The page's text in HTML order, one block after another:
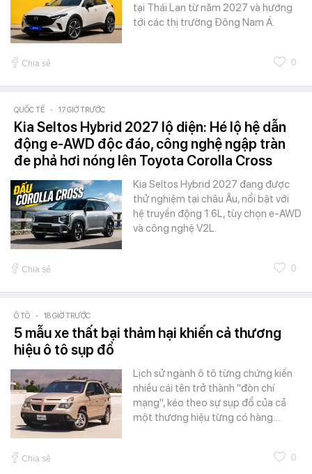
tại Thái Lan từ năm 2027 và hướng
tới các thị trường Đông Nam Á.
Chia sẻ 0
QUỐC TẾ - 17 GIỜ TRƯỚC
Kia Seltos Hybrid 2027 lộ diện: Hé lộ hệ dẫn
động e-AWD độc đáo, công nghệ ngập tràn
đe phả hơi nóng lên Toyota Corolla Cross
Kia Seltos Hybrid 2027 đang được
thử nghiệm tại châu Âu, nổi bật với
hệ truyền động 1.6L, tùy chọn e-AWD
và công nghệ V2L.
Chia sẻ 0
Ô TÔ - 18 GIỜ TRƯỚC
5 mẫu xe thất bại thảm hại khiến cả thương
hiệu ô tô sụp đổ
Lịch sử ngành ô tô từng chứng kiến
nhiều cái tên trở thành "đòn chí
mạng", kéo theo sự sụp đổ của cả
một thương hiệu từng có hàng…
Chia sẻ 0